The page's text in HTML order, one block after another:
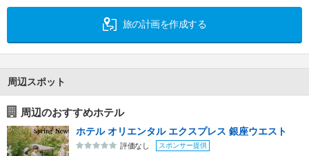
旅の計画を作成する
周辺スポット
周辺のおすすめホテル
ホテル オリエンタル エクスプレス 銀座ウエスト
評価なし スポンサー提供